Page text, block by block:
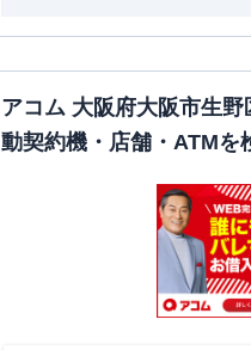
アコム 大阪府大阪市生
動契約機・店舗・ATMを